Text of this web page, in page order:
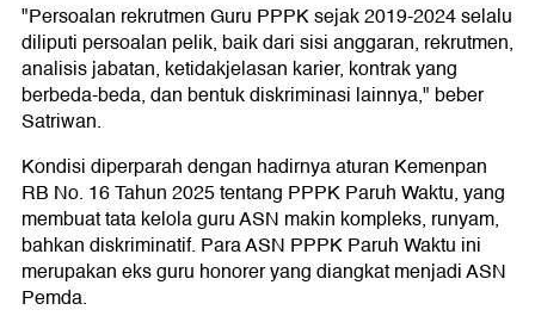
"Persoalan rekrutmen Guru PPPK sejak 2019-2024 selalu
diliputi persoalan pelik, baik dari sisi anggaran, rekrutmen,
analisis jabatan, ketidakjelasan karier, kontrak yang
berbeda-beda, dan bentuk diskriminasi lainnya," beber
Satriwan.
Kondisi diperparah dengan hadirnya aturan Kemenpan
RB No. 16 Tahun 2025 tentang PPPK Paruh Waktu, yang
membuat tata kelola guru ASN makin kompleks, runyam,
bahkan diskriminatif. Para ASN PPPK Paruh Waktu ini
merupakan eks guru honorer yang diangkat menjadi ASN
Pemda.